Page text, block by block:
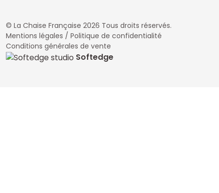
© La Chaise Française 2026 Tous droits réservés.
Mentions légales / Politique de confidentialité
Conditions générales de vente
Softedge